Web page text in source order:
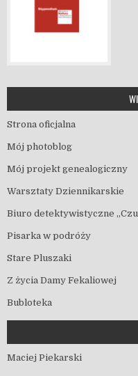
Strona oficjalna
Mój photoblog
Mój projekt genealogiczny
Warsztaty Dziennikarskie
Biuro detektywistyczne
Pisarka w podróży
Stare Pluszaki
Z życia Damy Fekaliowej
Bubloteka
Maciej Piekarski